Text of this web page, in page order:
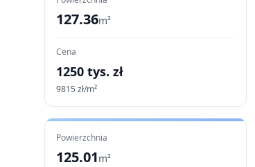
127.36m²
Cena
1250 tys. zł
9815 zł/m²
Powierzchnia
125.01m²